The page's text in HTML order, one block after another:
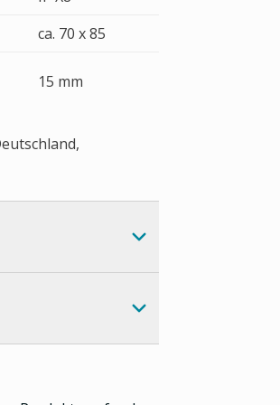
ca. 70 x 85
15 mm